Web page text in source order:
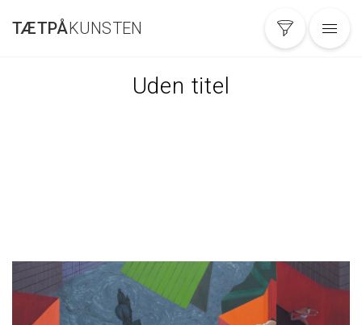
TÆTPÅKUNSTEN
Uden titel